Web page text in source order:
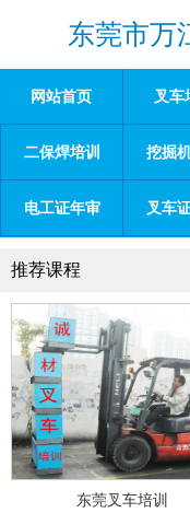
东莞市万
网站首页 叉车
二保焊培训 挖掘
电工证年审 叉车
推荐课程
东莞叉车培训